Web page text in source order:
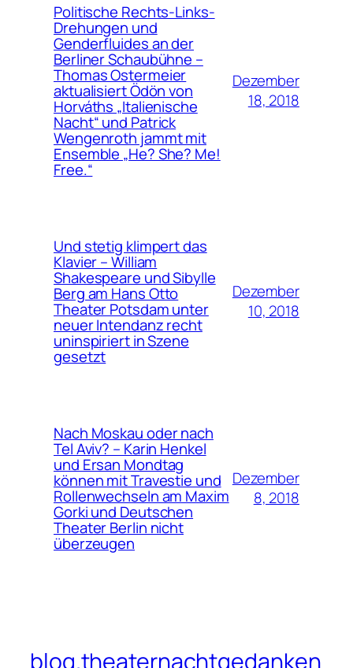
Politische Rechts-Links-
Drehungen und
Genderfluides an der
Berliner Schaubühne –
Thomas Ostermeier
aktualisiert Ödön von
Horváths „Italienische
Nacht“ und Patrick
Wengenroth jammt mit
Ensemble „He? She? Me!
Free.“
Dezember
18, 2018
Und stetig klimpert das
Klavier – William
Shakespeare und Sibylle
Berg am Hans Otto
Theater Potsdam unter
neuer Intendanz recht
uninspiriert in Szene
gesetzt
Dezember
10, 2018
Nach Moskau oder nach
Tel Aviv? – Karin Henkel
und Ersan Mondtag
können mit Travestie und
Rollenwechseln am Maxim
Gorki und Deutschen
Theater Berlin nicht
überzeugen
Dezember
8, 2018
blog.theaternachtgedanken